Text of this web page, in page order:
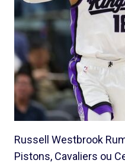
Russell Westbrook
Pistons, Cavaliers ou